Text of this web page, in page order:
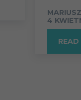
4
READ